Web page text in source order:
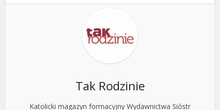
Tak Rodzinie
Katolicki magazyn formacyjny Wydawnictwa Sióstr